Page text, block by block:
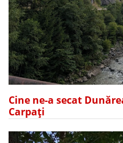
Cine ne-a secat
Carpați